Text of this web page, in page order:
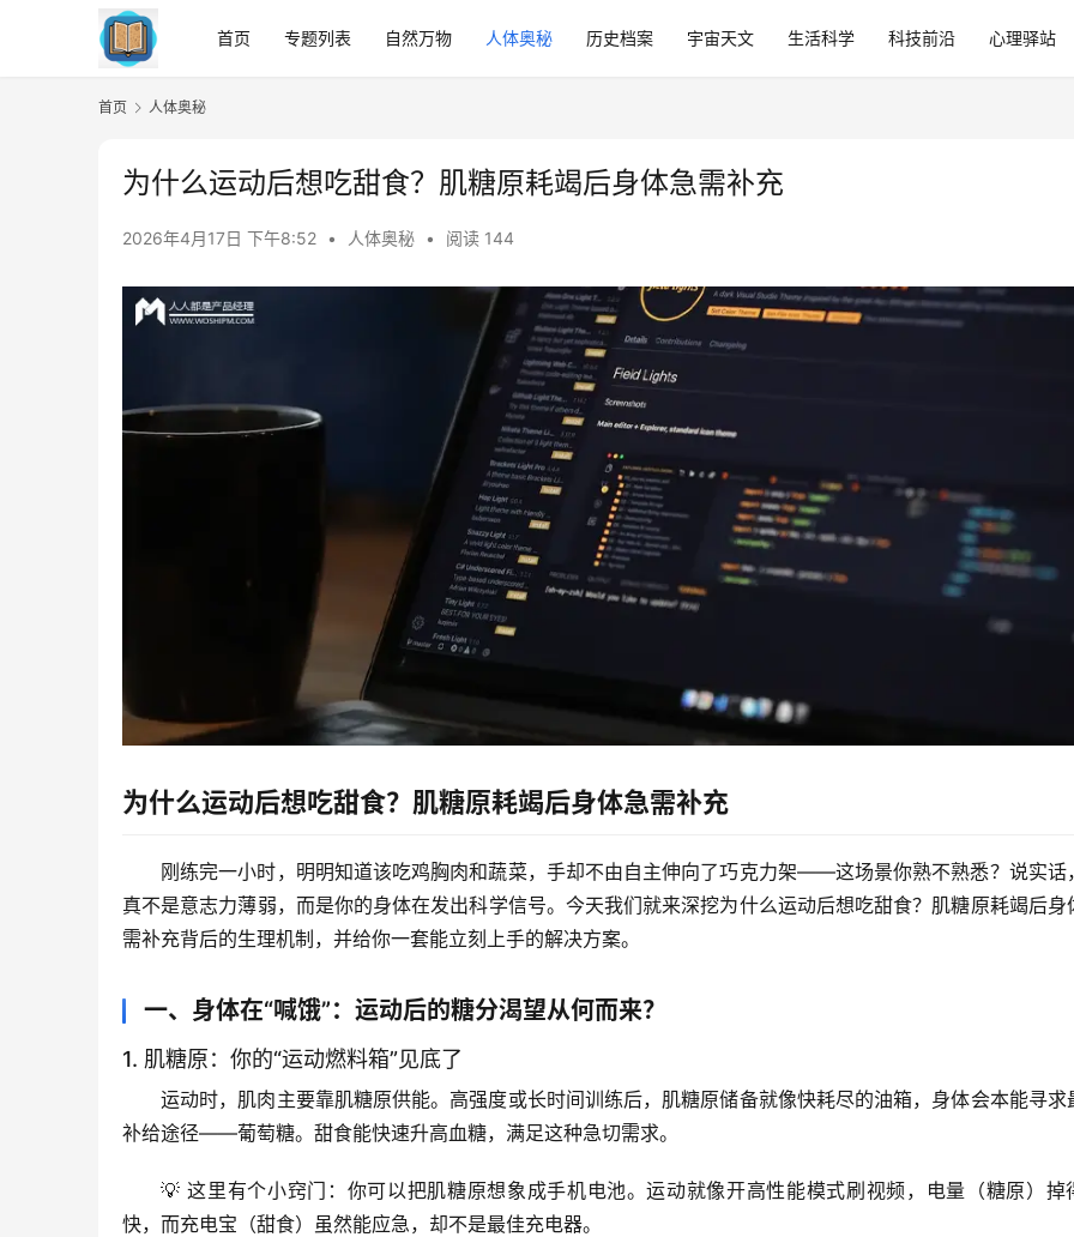
首页 专题列表 自然万物 人体奥秘 历史档案 宇宙天文 生活科学 科技前沿 心理驿站
首页 人体奥秘
为什么运动后想吃甜食？肌糖原耗竭后身体急需补充
2026年4月17日 下午8:52 • 人体奥秘 • 阅读 144
为什么运动后想吃甜食？肌糖原耗竭后身体急需补充
刚练完一小时，明明知道该吃鸡胸肉和蔬菜，手却不由自主伸向了巧克力架——这场景你熟不熟悉？说实话
真不是意志力薄弱，而是你的身体在发出科学信号。今天我们就来深挖为什么运动后想吃甜食？肌糖原耗竭后身
需补充背后的生理机制，并给你一套能立刻上手的解决方案。
一、身体在“喊饿”：运动后的糖分渴望从何而来？
1. 肌糖原：你的“运动燃料箱”见底了
运动时，肌肉主要靠肌糖原供能。高强度或长时间训练后，肌糖原储备就像快耗尽的油箱， 身体会本能寻求
补给途径——葡萄糖。甜食能快速升高血糖，满足这种急切需求。
💡 这里有个小窍门：你可以把肌糖原想象成手机电池。运动就像开高性能模式刷视频，电量（糖原）掉
快，而充电宝（甜食）虽然能应急，却不是最佳充电器。